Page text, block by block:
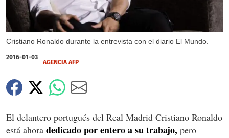
Cristiano Ronaldo durante la entrevista con el diario El Mundo.
2016-01-03
AGENCIA AFP
El delantero portugués del Real Madrid Cristiano Ronaldo
está ahora dedicado por entero a su trabajo, pero